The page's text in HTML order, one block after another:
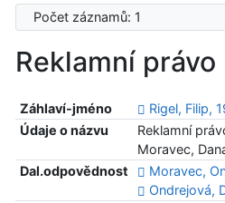
Počet záznamů: 1
Reklamní právo
Záhlaví-jméno Rigel, Filip,
Údaje o názvu
Reklamní
Moravec,
Dal.odpovědnost
Moravec,
Ondrejová,